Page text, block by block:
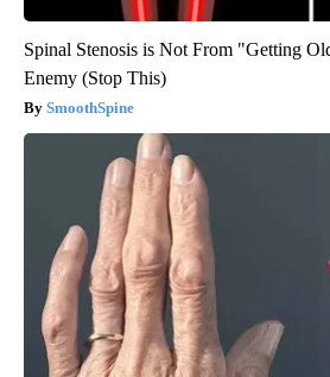
Spinal Stenosis is Not From "Getting
Enemy (Stop This)
SmoothSpine